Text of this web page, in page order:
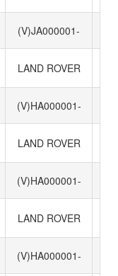
(V)JA000001-
LAND ROVER
(V)HA000001-
LAND ROVER
(V)HA000001-
LAND ROVER
(V)HA000001-